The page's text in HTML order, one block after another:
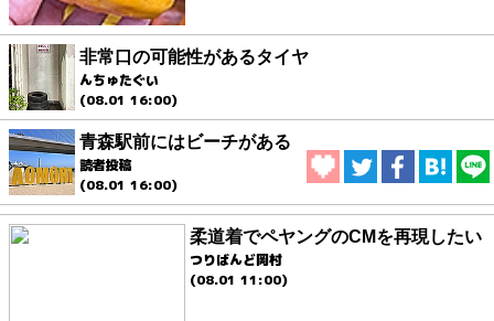
非常口の可能性があるタイヤ
んちゅたぐい
(08.01 16:00)
青森駅前にはビーチがある
読者投稿
(08.01 16:00)
柔道着でペヤングのCMを再現したい
つりばんど岡村
(08.01 11:00)